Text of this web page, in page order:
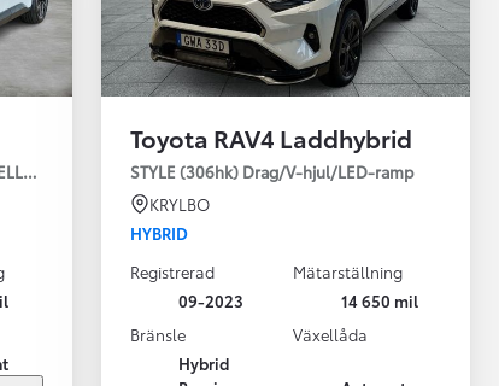
Vi har Sveriges mest nöjda
Toyota RAV4 Laddhybrid
STYLE (306hk) Drag/V-hjul/LED-ramp
KRYLBO
HYBRID
Registrerad
09-2023
Mätarställning
14 650 mil
Bränsle
Hybrid
Växellåda